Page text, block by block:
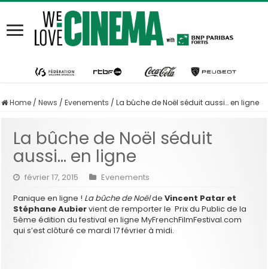
Home / News / Evenements / La bûche de Noël séduit aussi… en ligne
La bûche de Noël séduit
aussi… en ligne
février 17, 2015
Evenements
Panique en ligne ! La bûche de NoëldeVincent Patar et
Stéphane Aubiervient de remporter le Prix du Public de la
5ème édition du festival en ligne MyFrenchFilmFestival.com
qui s’est clôturé ce mardi 17 février à midi.